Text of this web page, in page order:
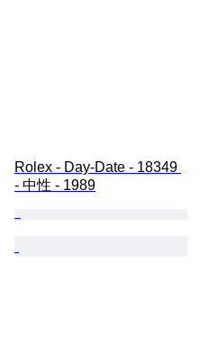
Rolex - Day-Date - 18349
- 中性 - 1989